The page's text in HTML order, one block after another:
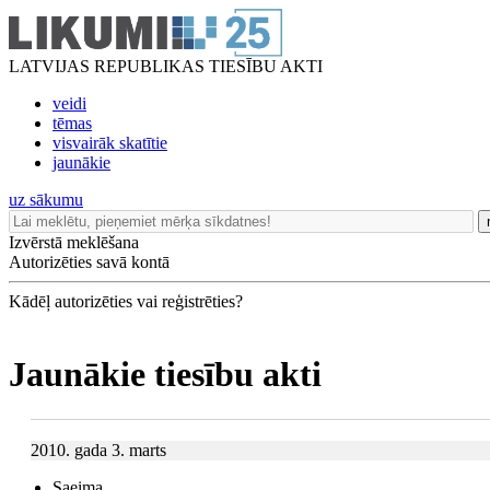
LATVIJAS REPUBLIKAS TIESĪBU AKTI
veidi
tēmas
visvairāk skatītie
jaunākie
uz sākumu
Izvērstā meklēšana
Autorizēties savā kontā
Kādēļ autorizēties vai reģistrēties?
Jaunākie tiesību akti
2010. gada 3. marts